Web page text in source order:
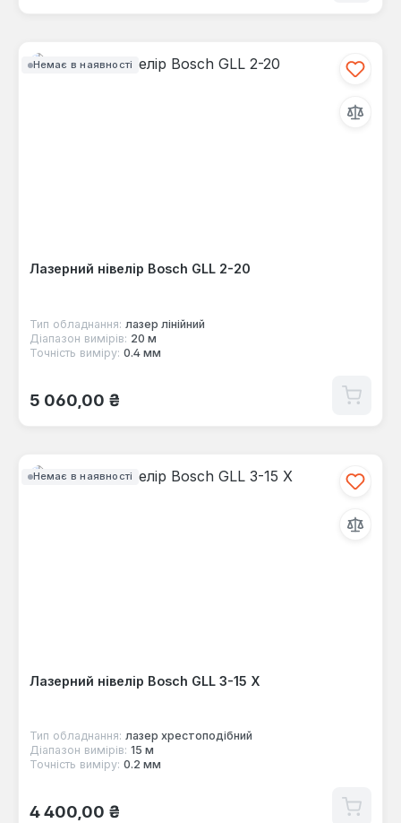
Немає в наявності
Лазерний нівелір Bosch GLL 2-20
Тип обладнання: лазер лінійний
Діапазон вимірів: 20 м
Точність виміру: 0.4 мм
Звичайна ціна:
5 060,00 ₴
Немає в наявності
Лазерний нівелір Bosch GLL 3-15 X
Тип обладнання: лазер хрестоподібний
Діапазон вимірів: 15 м
Точність виміру: 0.2 мм
Звичайна ціна:
4 400,00 ₴